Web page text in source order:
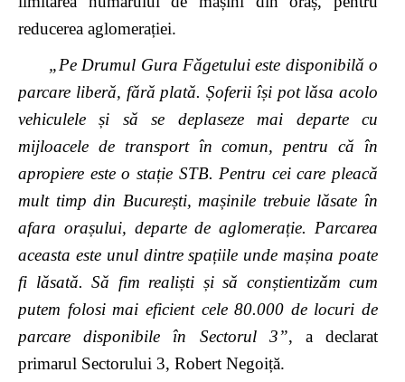
reducerea aglomerației.
„Pe Drumul Gura Făgetului este disponibilă o
parcare liberă, fără plată. Șoferii își pot lăsa acolo
vehiculele și să se deplaseze mai departe cu
mijloacele de transport în comun, pentru că în
apropiere este o stație STB. Pentru cei care pleacă
mult timp din București, mașinile trebuie lăsate în
afara orașului, departe de aglomerație. Parcarea
aceasta este unul dintre spațiile unde mașina poate
fi lăsată. Să fim realiști și să conștientizăm cum
putem folosi mai eficient cele 80.000 de locuri de
parcare disponibile în Sectorul 3”, a declarat
primarul Sectorului 3, Robert Negoiță.